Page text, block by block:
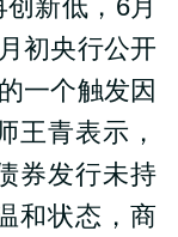
新低，6月
初央行公开
一个触发因
王青表示，
券发行未持
和状态，商